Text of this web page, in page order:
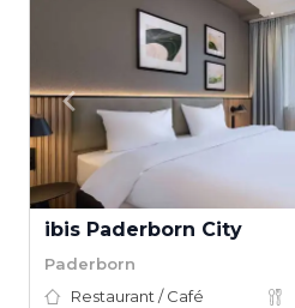
ibis Paderborn City
Paderborn
Restaurant / Café